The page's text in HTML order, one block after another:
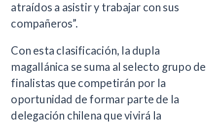
atraídos a asistir y trabajar con sus
compañeros”.
Con esta clasificación, la dupla
magallánica se suma al selecto grupo de
finalistas que competirán por la
oportunidad de formar parte de la
delegación chilena que vivirá la